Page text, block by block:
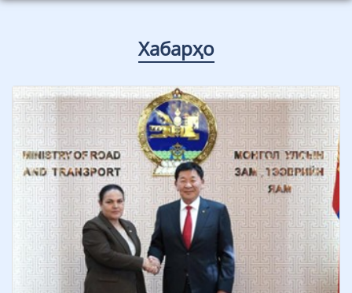
Хабарҳо